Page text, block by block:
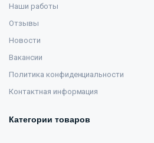
Наши работы
Отзывы
Новости
Вакансии
Политика конфиденциальности
Контактная информация
Категории товаров